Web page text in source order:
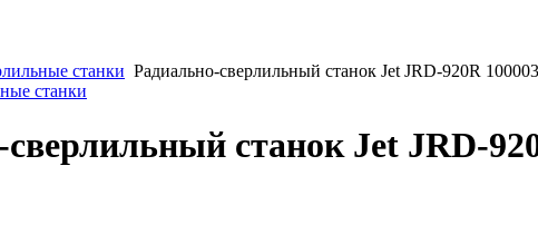
станки Радиально-сверлильный станок Jet JRD-920R
станки
станок Jet JRD-